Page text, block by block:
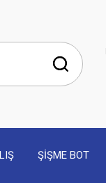
ŞİŞME BOT